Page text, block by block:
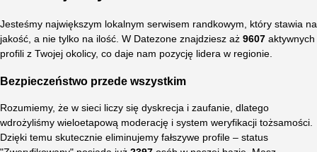
Jesteśmy największym lokalnym serwisem randkowym, który stawia na
jakość, a nie tylko na ilość. W Datezone znajdziesz aż 9607 aktywnych
profili z Twojej okolicy, co daje nam pozycję lidera w regionie.
Bezpieczeństwo przede wszystkim
Rozumiemy, że w sieci liczy się dyskrecja i zaufanie, dlatego
wdrożyliśmy wieloetapową moderację i system weryfikacji tożsamości.
Dzięki temu skutecznie eliminujemy fałszywe profile – status